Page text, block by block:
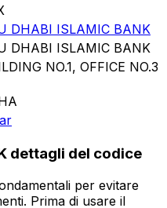
DHABI ISLAMIC BANK
DHABI ISLAMIC BANK
NO.1, OFFICE NO.3
dettagli del codice
per evitare
Prima di usare il